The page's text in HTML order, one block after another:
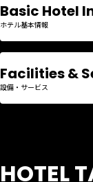
Basic Hotel
ホテル基本情報
Facilities &
設備・サービス
HOTEL